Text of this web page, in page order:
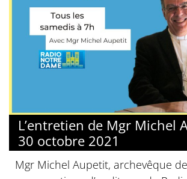
L’entretien de Mgr Michel
30 octobre 2021
Mgr Michel Aupetit, archevêque